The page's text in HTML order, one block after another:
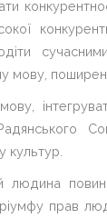
мову,
культур.
прав